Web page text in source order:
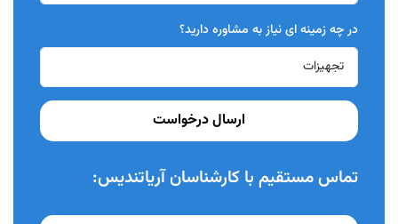
در چه زمینه ای نیاز به مشاوره دارید؟
ارسال درخواست
تماس مستقیم با کارشناسان آریاتندیس: